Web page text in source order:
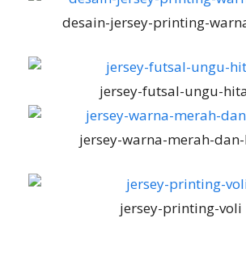
desain-jersey-printing-
jersey-futsal-ungu-
jersey-warna-merah-
jersey-printing-voli